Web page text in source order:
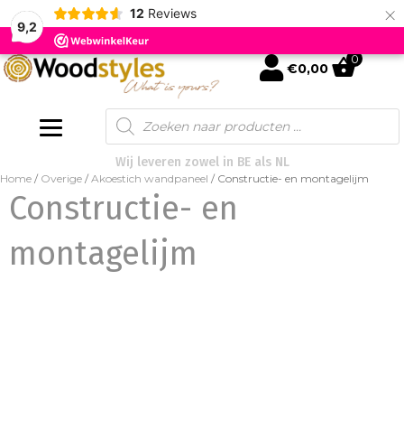
9,2
12 Reviews ×
mijn account
€0,00
0
Products
search
Wij leveren zowel in BE als NL
Home / Overige / Akoestich wandpaneel / Constructie- en montagelijm
Constructie- en
montagelijm